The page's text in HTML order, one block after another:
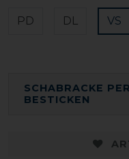
PD DL VS
SCHABRACKE
BESTICKEN